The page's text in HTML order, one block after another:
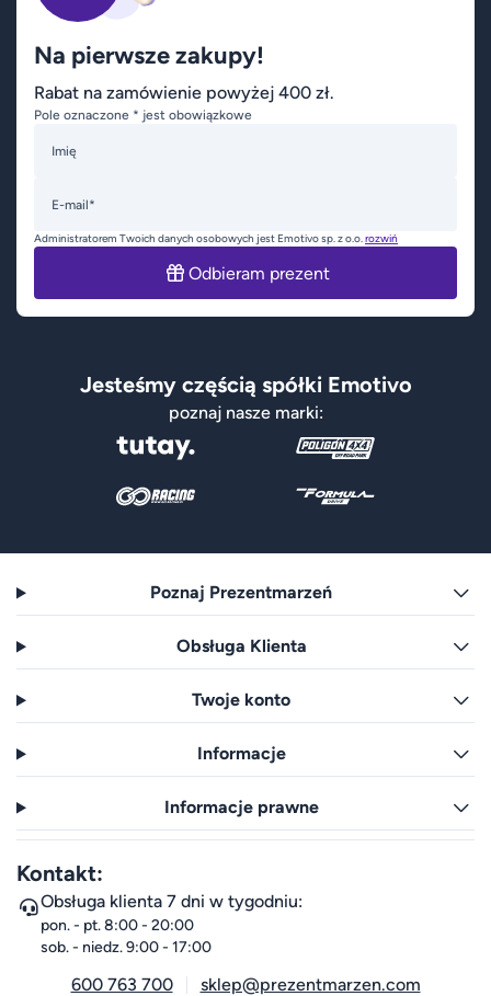
Na pierwsze zakupy!
Rabat na zamówienie powyżej 400 zł.
Pole oznaczone * jest obowiązkowe
Imię
E-mail*
Administratorem Twoich danych osobowych jest Emotivo sp. z o.o.rozwiń
Odbieram prezent
Jesteśmy częścią spółki Emotivo
poznaj nasze marki:
Poznaj Prezentmarzeń
Obsługa Klienta
Twoje konto
Informacje
Informacje prawne
Kontakt:
Obsługa klienta 7 dni w tygodniu:
pon. - pt. 8:00 - 20:00
sob. - niedz. 9:00 - 17:00
600 763 700 sklep@prezentmarzen.com